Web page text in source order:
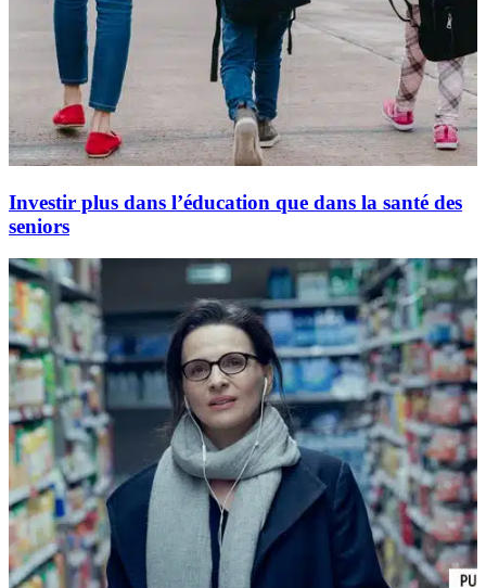
Investir plus dans l’éducation que dans la santé des
seniors